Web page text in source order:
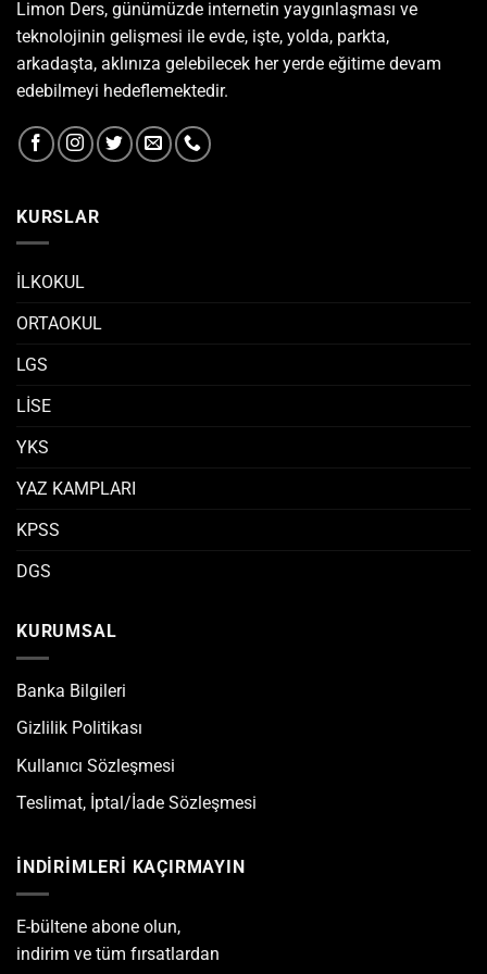
Limon Ders, günümüzde internetin yaygınlaşması ve
teknolojinin gelişmesi ile evde, işte, yolda, parkta,
arkadaşta, aklınıza gelebilecek her yerde eğitime devam
edebilmeyi hedeflemektedir.
KURSLAR
İLKOKUL
ORTAOKUL
LGS
LİSE
YKS
YAZ KAMPLARI
KPSS
DGS
KURUMSAL
Banka Bilgileri
Gizlilik Politikası
Kullanıcı Sözleşmesi
Teslimat, İptal/İade Sözleşmesi
İNDİRİMLERİ KAÇIRMAYIN
E-bültene abone olun,
indirim ve tüm fırsatlardan